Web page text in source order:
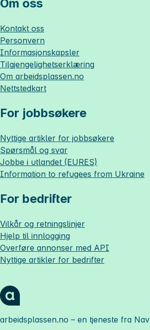
Om oss
Kontakt oss
Personvern
Informasjonskapsler
Tilgjengelighetserklæring
Om arbeidsplassen.no
Nettstedkart
For jobbsøkere
Nyttige artikler for jobbsøkere
Spørsmål og svar
Jobbe i utlandet (EURES)
Information to refugees from Ukraine
For bedrifter
Vilkår og retningslinjer
Hjelp til innlogging
Overføre annonser med API
Nyttige artikler for bedrifter
arbeidsplassen.no – en tjeneste fra Nav